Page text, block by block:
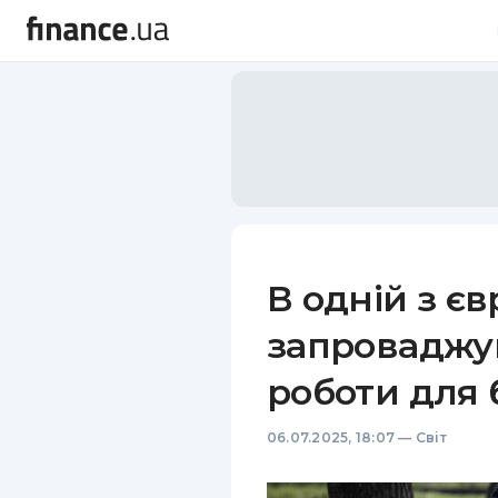
В одній з
роботи для
06.07.2025, 18:07 — Світ